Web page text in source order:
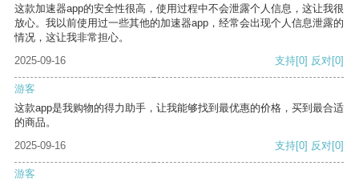
这款加速器app的安全性很高，使用过程中不会泄露个人信息，这让我很
放心。我以前使用过一些其他的加速器app，经常会出现个人信息泄露的
情况，这让我非常担心。
2025-09-16
支持[0] 反对[0]
游客
这款app是我购物的得力助手，让我能够找到最优惠的价格，买到最合适
的商品。
2025-09-16
支持[0] 反对[0]
游客